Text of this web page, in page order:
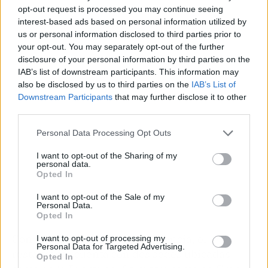
opt-out request is processed you may continue seeing
interest-based ads based on personal information utilized by
us or personal information disclosed to third parties prior to
your opt-out. You may separately opt-out of the further
disclosure of your personal information by third parties on the
IAB’s list of downstream participants. This information may
also be disclosed by us to third parties on the IAB’s List of
Downstream Participants that may further disclose it to other
Personal Data Processing Opt Outs
I want to opt-out of the Sharing of my
personal data.
Opted In
I want to opt-out of the Sale of my
Personal Data.
Opted In
I want to opt-out of processing my
Personal Data for Targeted Advertising.
Opted In
Publicidad
Con más de 20 años de experiencia, el
restaurante cuenta con dos sedes ubicadas